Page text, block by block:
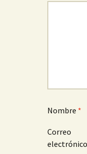
Nombre *
Correo